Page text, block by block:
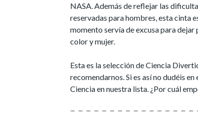
NASA. Además de reflejar las
reservadas para hombres, esta cinta
momento servía de excusa para
color y mujer.
Esta es la selección de Ciencia
recomendarnos. Si es así no dudéis
Ciencia en nuestra lista. ¿Por cuál